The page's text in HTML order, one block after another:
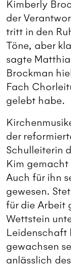
Kimberly
der
tritt in den
Töne, aber
sagte
Brockman
Fach
gelebt habe.
der
Schulleiterin
Kim gemacht
Auch für ihn
gewesen.
für die Arbeit
Wettstein
Leidenschaft
gewachsen
anlässlich